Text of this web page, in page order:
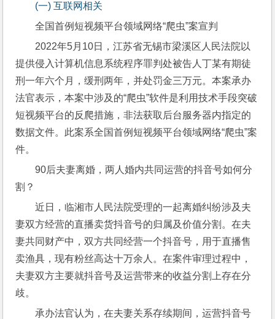
(一) 互联网相关
全国首例短视频平台领域网络“爬虫”案宣判
2022年5月10日，江苏省无锡市梁溪区人民法院以
提供侵入计算机信息系统程序罪判处被告人丁某有期徒
刑一年六个月，缓刑两年，并处罚金三万元。本案承办
法官表示，本案中涉及的“爬虫”软件是利用技术手段突破
短视频平台的反爬措施，非法获取后台服务器内指定的
数据文件。此案系全国首例短视频平台领域网络“爬虫”案
件。
90后夫妻离婚，两人婚内共同运营的抖音号如何分
割？
近日，临湘市人民法院受理的一起离婚纠纷涉及夫
妻双方经营的直播卖货抖音号的归属及价值分割。在夫
妻共同财产中，双方共同经营一个抖音号，用于直播售
卖渔具，现有粉丝高达十万余人。在案件审理过程中，
夫妻双方主要就抖音号及运营带来的收益分割上存在分
歧。
承办法官认为，在夫妻关系存续期间，运营抖音号